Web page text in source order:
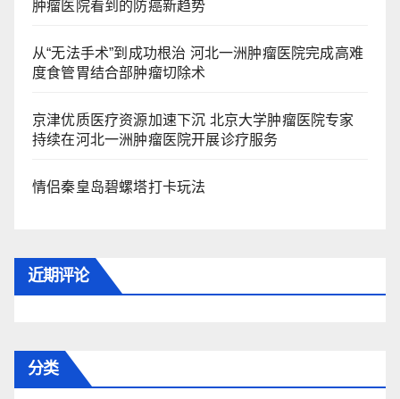
肿瘤医院看到的防癌新趋势
从“无法手术”到成功根治 河北一洲肿瘤医院完成高难
度食管胃结合部肿瘤切除术
京津优质医疗资源加速下沉 北京大学肿瘤医院专家
持续在河北一洲肿瘤医院开展诊疗服务
情侣秦皇岛碧螺塔打卡玩法
近期评论
分类